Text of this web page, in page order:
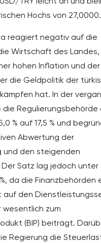
Hochs von 27,0000.
reagiert negativ auf die
Wirtschaft des Landes,
hohen Inflation und der
die Geldpolitik der
hat. In der
Regulierungsbehörde
% auf 17,5 % und
Abwertung der
und den steigenden
Der Satz lag jedoch unter
da die Finanzbehörden
auf den
zum
(BIP) beiträgt.
Regierung die